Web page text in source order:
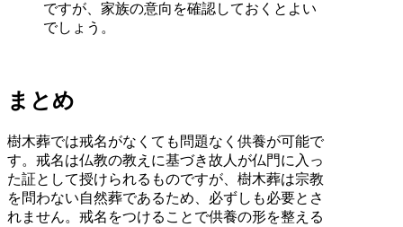
ですが、家族の意向を確認しておくとよい
でしょう。
まとめ
樹木葬では戒名がなくても問題なく供養が可能で
す。戒名は仏教の教えに基づき故人が仏門に入っ
た証として授けられるものですが、樹木葬は宗教
を問わない自然葬であるため、必ずしも必要とさ
れません。戒名をつけることで供養の形を整える